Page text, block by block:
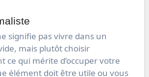
signifie pas vivre dans un
mais plutôt choisir
ce qui mérite d’occuper votre
élément doit être utile ou vous